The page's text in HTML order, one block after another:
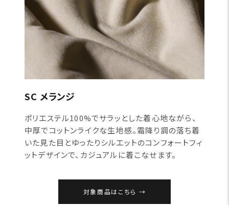
SC メランジ
ポリエステル100%でサラッとした着心地ながら、
中厚でコットンライクな生地感。霜降り調の落ち着
いた見た目とゆったりシルエットのコンフォートフィ
ットデザインで、カジュアルに着こなせます。
対象商品はこちら